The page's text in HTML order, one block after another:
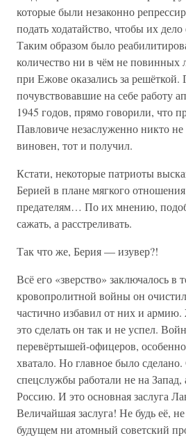
которые были незаконно
подать ходатайство, чтобы их
Таким образом было
количество ни в чём не повинных
при Ежове оказались за решёткой.
почувствовавшие на себе работу
1945 годов, прямо говорили, что
Павловиче незаслуженно никто
виновен, тот и получил.
Кстати, некоторые патриоты
Берией в плане мягкого
предателям… По их мнению,
сажать, а расстреливать.
Так что же, Берия — изувер?!
Всё его «зверство» заключалось в
кровопролитной войны он
частично избавил от них и
это сделать он так и не успел.
перевёртышей-офицеров,
хватало. Но главное было
спецслужбы работали не на
Россию. И это основная заслуга
Величайшая заслуга! Не будь её,
будущем ни атомный советский